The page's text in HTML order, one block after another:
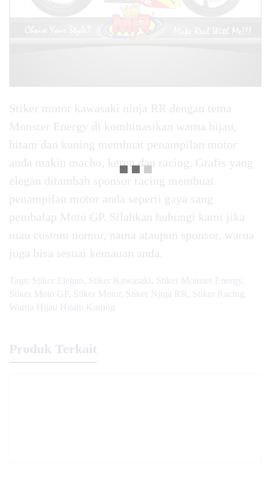
Stiker motor kawasaki ninja RR dengan tema
Monster Energy di kombinasikan warna hijau,
hitam dan kuning membuat penampilan motor
anda makin macho, keren dan racing. Grafis yang
elegan ditambah sponsor racing membuat
penampilan motor anda seperti gaya sang
pembalap Moto GP. Silahkan hubungi kami jika
mau custom nomor, nama ataupun sponsor, warna
juga bisa sesuai kemauan anda.
Tags: Stiker Elegan Stiker Kawasaki Stiker Monster Energy
Stiker Moto GP , Stiker Motor Stiker Ninja RR Stiker Racing
Warna Hijau Hitam Kuning
Produk Terkait